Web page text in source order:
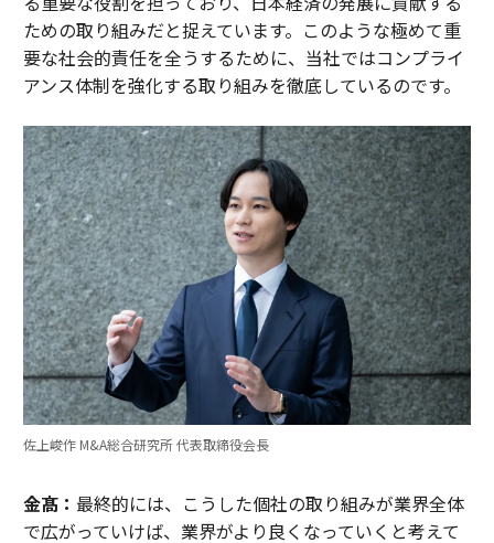
ための取り組みだと捉えています。このような極めて重
要な社会的責任を全うするために、当社ではコンプライ
アンス体制を強化する取り組みを徹底しているのです。
佐上峻作 M&A総合研究所 代表取締役会長
金髙： 最終的には、こうした個社の取り組みが業界全体
で広がっていけば、業界がより良くなっていくと考えて